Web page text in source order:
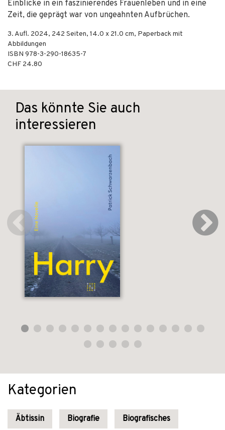
Einblicke in ein faszinierendes Frauenleben und in eine
Zeit, die geprägt war von ungeahnten Aufbrüchen.
3. Aufl. 2024, 242 Seiten, 14.0 x 21.0 cm, Paperback mit
Abbildungen
ISBN 978-3-290-18635-7
CHF 24.80
Das könnte Sie auch
interessieren
Kategorien
Äbtissin Biografie Biografisches